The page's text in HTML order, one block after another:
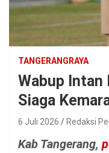
TANGERANGRAYA
Wabup Intan
Siaga
6 Juli 2026 Redaksi
Kab Tangerang,